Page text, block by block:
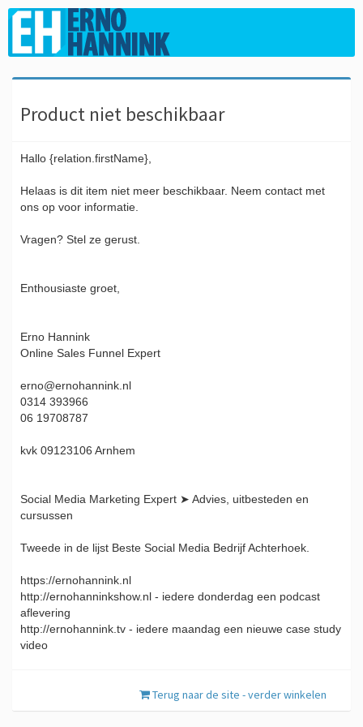
Product niet beschikbaar
Hallo {relation.firstName},
Helaas is dit item niet meer beschikbaar. Neem contact met
ons op voor informatie.
Vragen? Stel ze gerust.
Enthousiaste groet,
Erno Hannink
Online Sales Funnel Expert
erno@ernohannink.nl
0314 393966
06 19708787
kvk 09123106 Arnhem
Social Media Marketing Expert ➤ Advies, uitbesteden en
cursussen
Tweede in de lijst Beste Social Media Bedrijf Achterhoek.
https://ernohannink.nl
http://ernohanninkshow.nl - iedere donderdag een podcast
aflevering
http://ernohannink.tv - iedere maandag een nieuwe case study
video
Terug naar de site - verder winkelen